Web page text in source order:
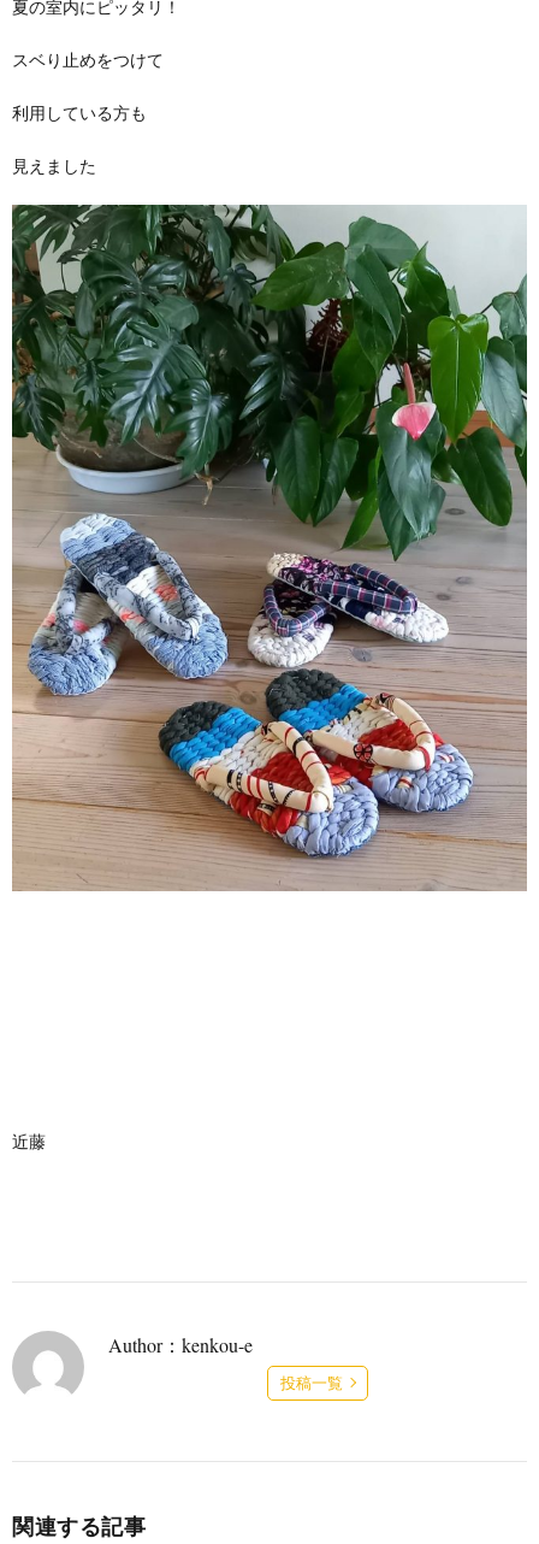
夏の室内にピッタリ！
スベり止めをつけて
利用している方も
見えました
近藤
Author：kenkou-e
投稿一覧
関連する記事